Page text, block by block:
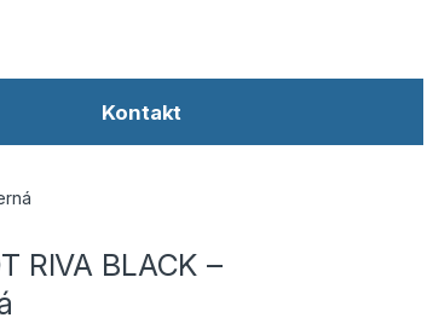
Kontakt
RIVA BLACK –